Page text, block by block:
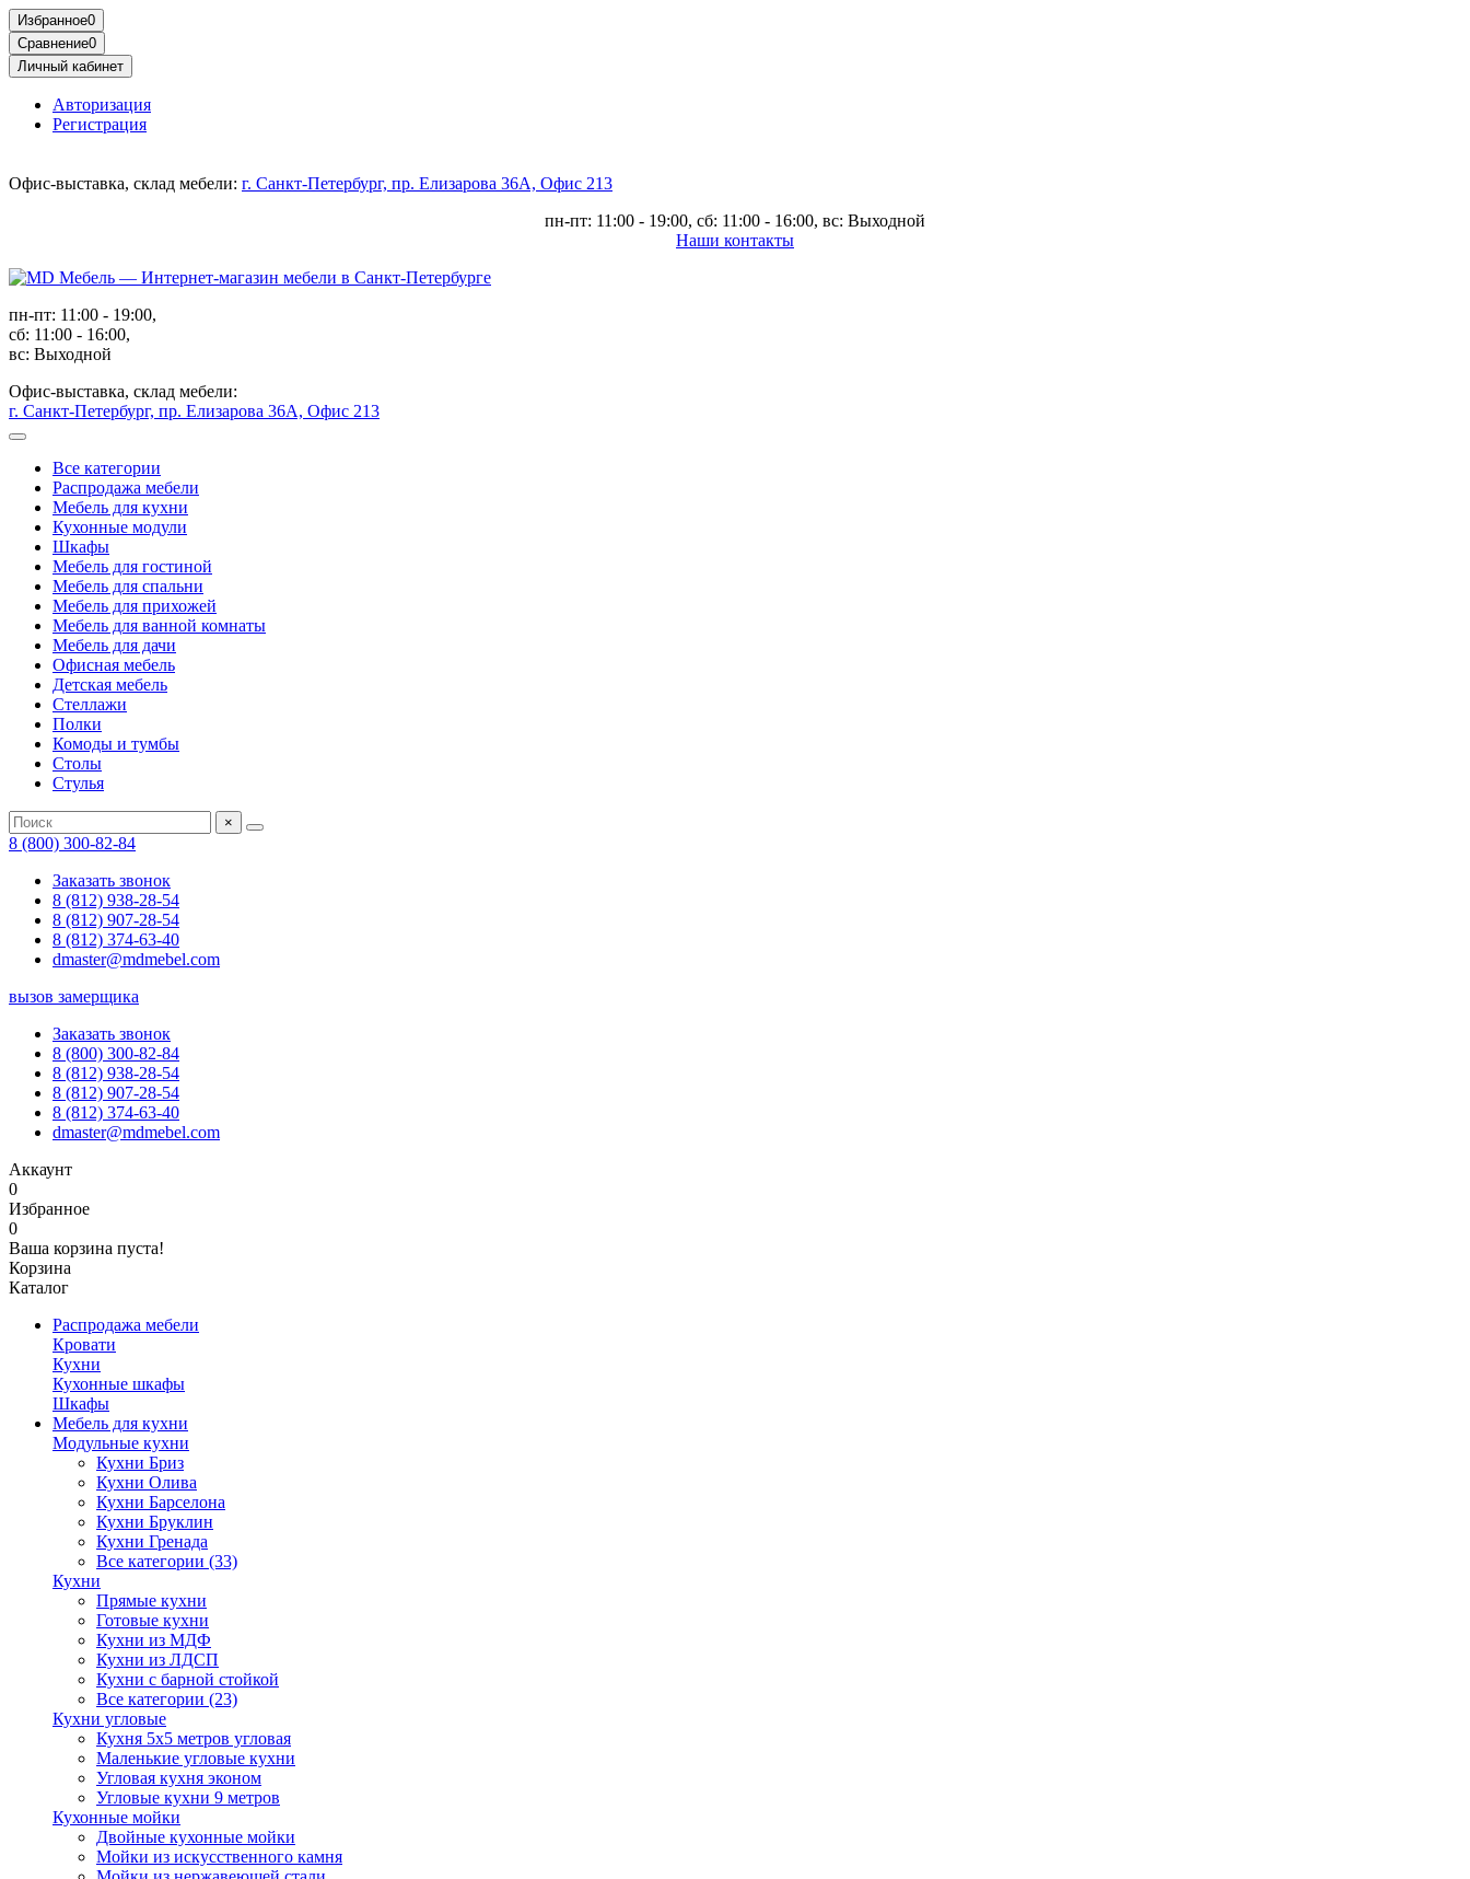
Избранное0
Сравнение0
Личный кабинет
Авторизация
Регистрация
Офис-выставка, склад мебели: г. Санкт-Петербург, пр. Елизарова 36А, Офис 213
пн-пт: 11:00 - 19:00, сб: 11:00 - 16:00, вс: Выходной
Наши контакты
пн-пт: 11:00 - 19:00,
сб: 11:00 - 16:00,
вс: Выходной
Офис-выставка, склад мебели:
г. Санкт-Петербург, пр. Елизарова 36А, Офис 213
Все категории
Распродажа мебели
Мебель для кухни
Кухонные модули
Шкафы
Мебель для гостиной
Мебель для спальни
Мебель для прихожей
Мебель для ванной комнаты
Мебель для дачи
Офисная мебель
Детская мебель
Стеллажи
Полки
Комоды и тумбы
Столы
Стулья
×
8 (800) 300-82-84
Заказать звонок
8 (812) 938-28-54
8 (812) 907-28-54
8 (812) 374-63-40
dmaster@mdmebel.com
вызов замерщика
Заказать звонок
8 (800) 300-82-84
8 (812) 938-28-54
8 (812) 907-28-54
8 (812) 374-63-40
dmaster@mdmebel.com
Аккаунт
0
Избранное
0
Ваша корзина пуста!
Корзина
Каталог
Распродажа мебели
Кровати
Кухни
Кухонные шкафы
Шкафы
Мебель для кухни
Модульные кухни
Кухни Бриз
Кухни Олива
Кухни Барселона
Кухни Бруклин
Кухни Гренада
Все категории (33)
Кухни
Прямые кухни
Готовые кухни
Кухни из МДФ
Кухни из ЛДСП
Кухни с барной стойкой
Все категории (23)
Кухни угловые
Кухня 5х5 метров угловая
Маленькие угловые кухни
Угловая кухня эконом
Угловые кухни 9 метров
Кухонные мойки
Двойные кухонные мойки
Мойки из искусственного камня